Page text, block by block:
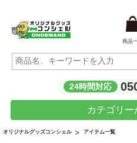
商品
24時間対応
カテゴリー
オリジナルグッズコンシェル アイテム一覧